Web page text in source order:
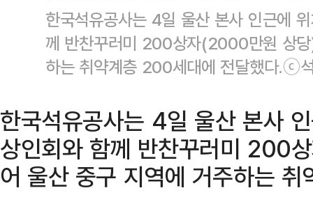
한국석유공사는 4일 울산 본사 인근에
께 반찬꾸러미 200상자(2000만원 상
하는 취약계층 200세대에 전달했다.ⓒ
한국석유공사는 4일 울산 본사
상인회와 함께 반찬꾸러미 200
어 울산 중구 지역에 거주하는